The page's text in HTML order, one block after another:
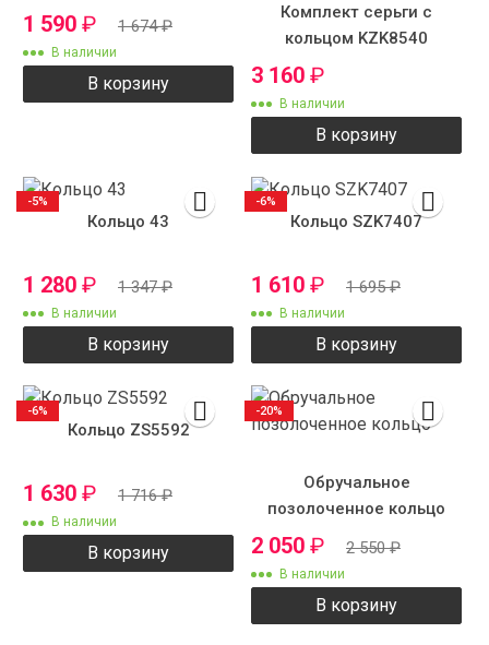
1 590 ₽ 1 674₽
В наличии
В корзину
Комплект серьги с
кольцом KZK8540
3 160 ₽
В наличии
В корзину
Кольцо 43
1 280 ₽ 1 347₽
В наличии
В корзину
-5%
Кольцо SZK7407
1 610 ₽ 1 695₽
В наличии
В корзину
-6%
Кольцо ZS5592
1 630 ₽ 1 716₽
В наличии
В корзину
-6%
Обручальное
позолоченное кольцо
2 050 ₽ 2 550₽
В наличии
В корзину
-20%